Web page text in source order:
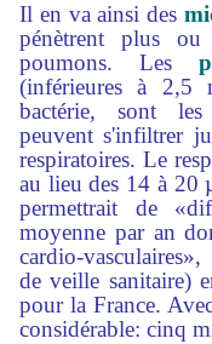
Il en va ainsi des
pénètrent plus
poumons. Les
(inférieures à 2,5
bactérie, sont les
peuvent s'infiltrer
respiratoires. Le
au lieu des 14 à 20
permettrait de
moyenne par an
cardio-
de veille sanitaire)
pour la France.
considérable: cinq